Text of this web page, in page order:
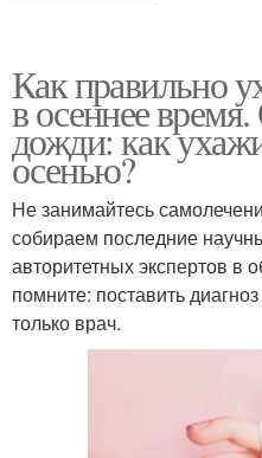
Как правильно
в осеннее
дожди: как
осенью?
Не занимайтесь
собираем последние
авторитетных экспертов в
помните: поставить
только врач.